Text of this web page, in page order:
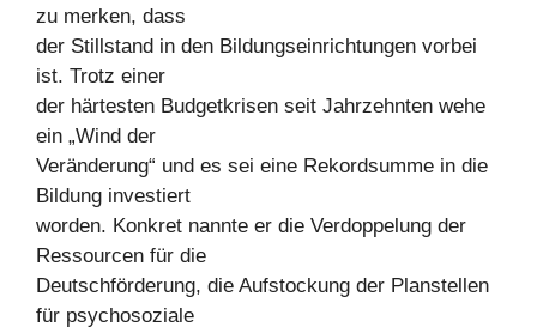
zu merken, dass
der Stillstand in den Bildungseinrichtungen vorbei
ist. Trotz einer
der härtesten Budgetkrisen seit Jahrzehnten wehe
ein „Wind der
Veränderung“ und es sei eine Rekordsumme in die
Bildung investiert
worden. Konkret nannte er die Verdoppelung der
Ressourcen für die
Deutschförderung, die Aufstockung der Planstellen
für psychosoziale